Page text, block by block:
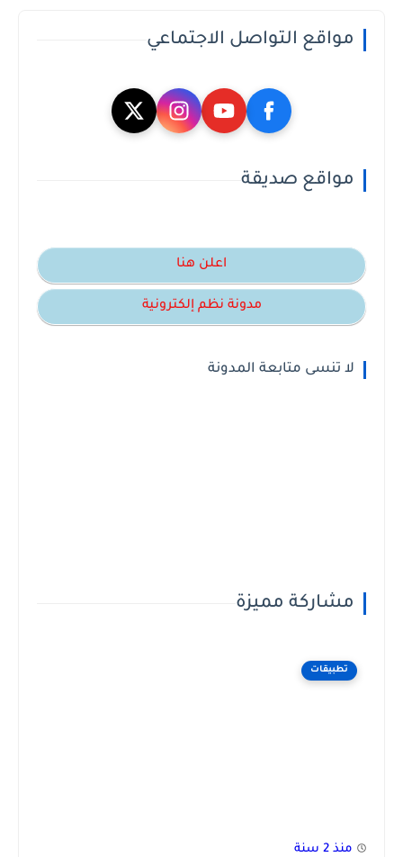
مواقع التواصل الاجتماعي
مواقع صديقة
اعلن هنا
مدونة نظم إلكترونية
لا تنسى متابعة المدونة
مشاركة مميزة
تطبيقات
منذ 2 سنة